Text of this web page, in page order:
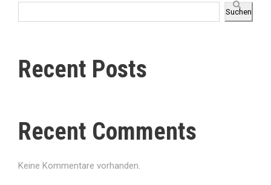
Suchen
Recent Posts
Recent Comments
Keine Kommentare vorhanden.